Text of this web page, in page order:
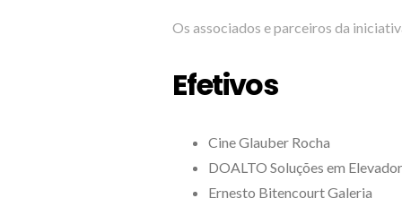
Os associados e parceiros da
Efetivos
Cine Glauber Rocha
DOALTO Soluções em
Ernesto Bitencourt Galeria